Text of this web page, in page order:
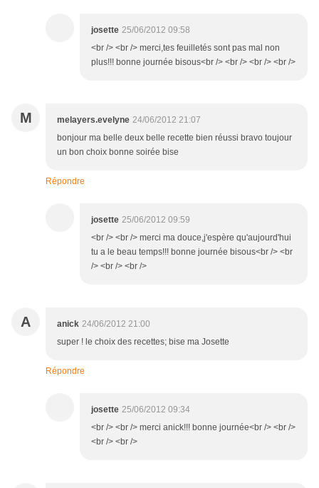
josette 25/06/2012 09:58
<br /> <br /> merci,tes feuilletés sont pas mal non
plus!!! bonne journée bisous<br /> <br /> <br /> <br />
M melayers.evelyne 24/06/2012 21:07
bonjour ma belle deux belle recette bien réussi bravo toujour
un bon choix bonne soirée bise
Répondre
josette 25/06/2012 09:59
<br /> <br /> merci ma douce,j'espère qu'aujourd'hui
tu a le beau temps!!! bonne journée bisous<br /> <br
/> <br /> <br />
A anick 24/06/2012 21:00
super ! le choix des recettes; bise ma Josette
Répondre
josette 25/06/2012 09:34
<br /> <br /> merci anick!!! bonne journée<br /> <br />
<br /> <br />